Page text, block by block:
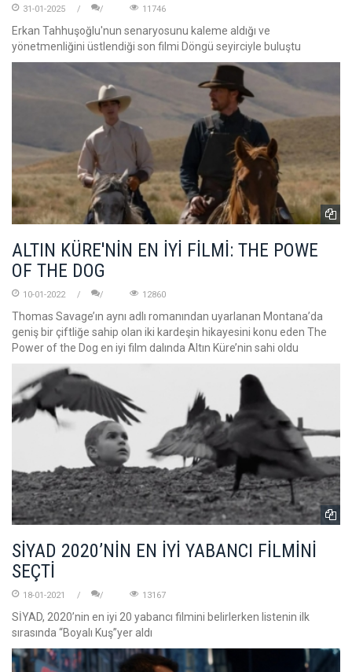
31-01-2025 11746
Erkan Tahhuşoğlu'nun senaryosunu kaleme aldığı ve
yönetmenliğini üstlendiği son filmi Döngü seyirciyle buluştu
ALTIN KÜRE'NİN EN İYİ FİLMİ: THE POWE
OF THE DOG
10-01-2022 12860
Thomas Savage’ın aynı adlı romanından uyarlanan Montana’da
geniş bir çiftliğe sahip olan iki kardeşin hikayesini konu eden The
Power of the Dog en iyi film dalında Altın Küre’nin sahi oldu
SİYAD 2020’NİN EN İYİ YABANCI FİLMİNİ
SEÇTİ
18-01-2021 13167
SİYAD, 2020’nin en iyi 20 yabancı filmini belirlerken listenin ilk
sırasında “Boyalı Kuş”yer aldı